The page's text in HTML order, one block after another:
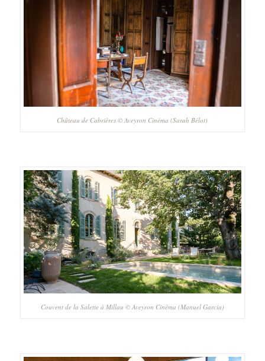
Château de Cabrières © Aveyron Cinéma (Sarah Bélot)
Couvent de la Salette à Millau © Aveyron Cinéma (Manuel Garcia)